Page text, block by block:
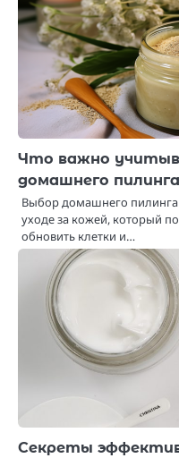
Что важно
домашнего
Выбор домашнего
уходе за кожей, который
обновить клетки и…
Секреты